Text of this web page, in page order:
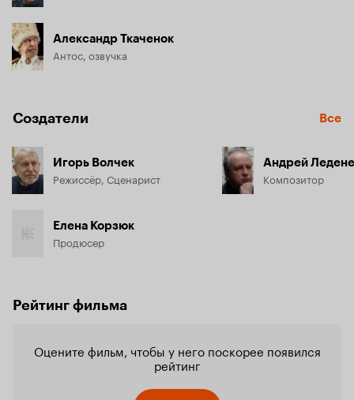
Александр Ткаченок
Антос, озвучка
Создатели Все
Игорь Волчек
Режиссёр, Сценарист
Елена Корзюк
Продюсер
Андрей
Композитор
Рейтинг фильма
Оцените фильм, чтобы у него поскорее появился
рейтинг